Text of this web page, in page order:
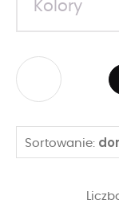
Kolory
Sortowanie: